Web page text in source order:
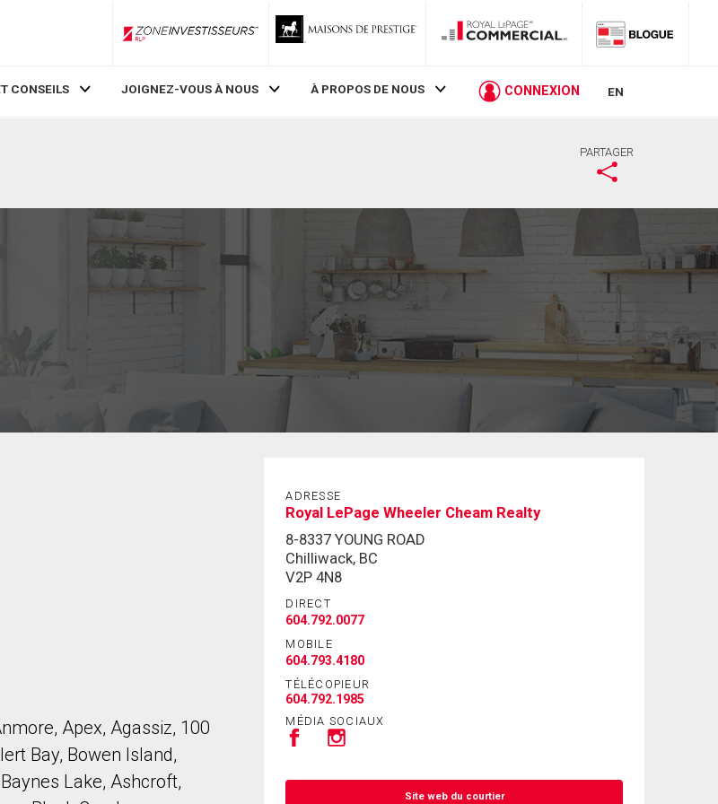
ZoneInvestisseurs RLP
CONSEILS JOIGNEZ-VOUS À NOUS À PROPOS DE NOUS CONNEXION EN
PARTAGER
Apex, Agassiz, 100
Bay, Bowen Island,
Lake, Ashcroft,
ADRESSE
Royal LePage Wheeler Cheam Realty
8-8337 YOUNG ROAD
Chilliwack, BC
V2P 4N8
DIRECT
604.792.0077
MOBILE
604.793.4180
TÉLÉCOPIEUR
604.792.1985
MÉDIA SOCIAUX
Site web du courtier